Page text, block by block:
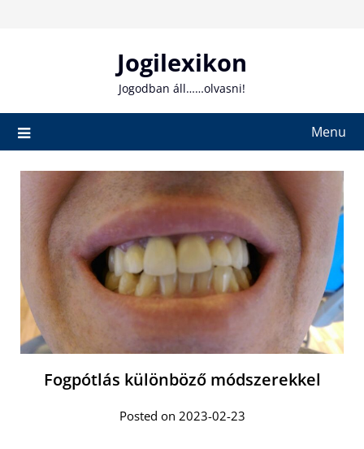
Jogilexikon
Jogodban áll……olvasni!
Menu
Fogpótlás különböző módszerekkel
Posted on 2023-02-23